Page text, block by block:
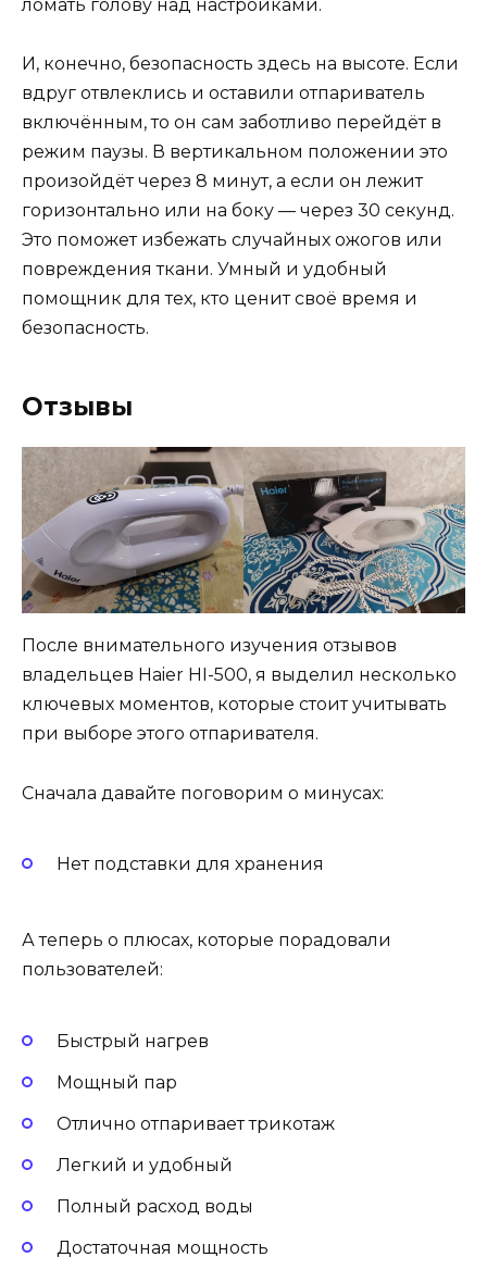
ломать голову над настройками.
И, конечно, безопасность здесь на высоте. Если
вдруг отвлеклись и оставили отпариватель
включённым, то он сам заботливо перейдёт в
режим паузы. В вертикальном положении это
произойдёт через 8 минут, а если он лежит
горизонтально или на боку — через 30 секунд.
Это поможет избежать случайных ожогов или
повреждения ткани. Умный и удобный
помощник для тех, кто ценит своё время и
безопасность.
Отзывы
После внимательного изучения отзывов
владельцев Haier HI-500, я выделил несколько
ключевых моментов, которые стоит учитывать
при выборе этого отпаривателя.
Сначала давайте поговорим о минусах:
Нет подставки для хранения
А теперь о плюсах, которые порадовали
пользователей:
Быстрый нагрев
Мощный пар
Отлично отпаривает трикотаж
Легкий и удобный
Полный расход воды
Достаточная мощность